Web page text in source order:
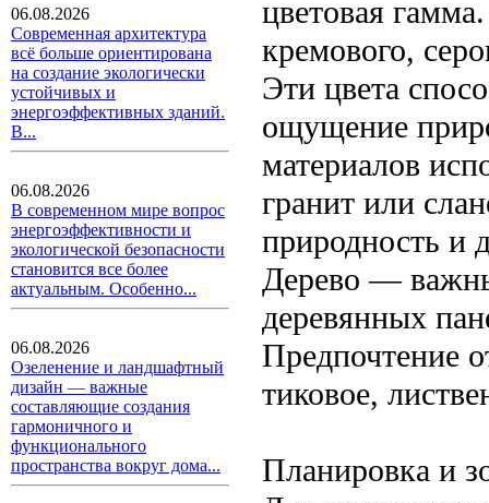
06.08.2026
Современная архитектура
всё больше ориентирована
на создание экологически
устойчивых и
энергоэффективных зданий.
В...
06.08.2026
В современном мире вопрос
энергоэффективности и
экологической безопасности
становится все более
актуальным. Особенно...
06.08.2026
Озеленение и ландшафтный
дизайн — важные
составляющие создания
гармоничного и
функционального
пространства вокруг дома...
цветовая
кремового,
Эти цвета
ощущение
материалов
гранит или
природность и
Дерево —
деревянных
Предпочтение
тиковое,
Планировка и